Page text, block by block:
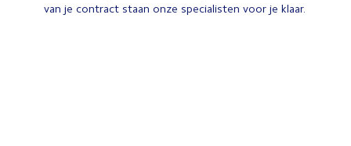
van je contract staan onze specialisten voor je klaar.